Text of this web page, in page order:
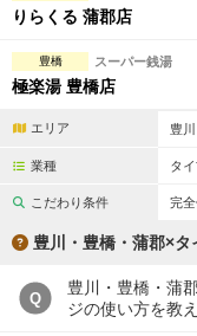
りらくる 蒲郡店
豊橋 スーパー銭湯
極楽湯 豊橋店
エリア 豊
業種 タ
こだわり条件 完
豊川・豊橋・蒲郡×
Q
豊川・豊橋・蒲
ジの使い方を教